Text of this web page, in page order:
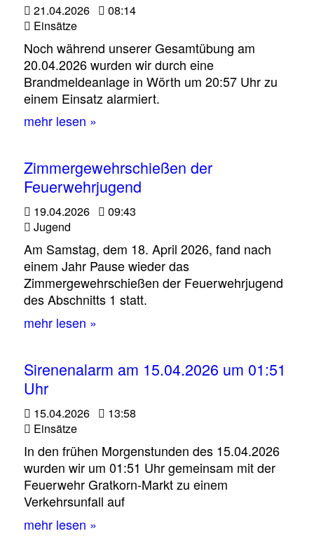
21.04.2026
08:14
Einsätze
Noch während unserer Gesamtübung am
20.04.2026 wurden wir durch eine
Brandmeldeanlage in Wörth um 20:57 Uhr zu
einem Einsatz alarmiert.
mehr lesen »
Zimmergewehrschießen der
Feuerwehrjugend
19.04.2026
09:43
Jugend
Am Samstag, dem 18. April 2026, fand nach
einem Jahr Pause wieder das
Zimmergewehrschießen der Feuerwehrjugend
des Abschnitts 1 statt.
mehr lesen »
Sirenenalarm am 15.04.2026 um 01:51
Uhr
15.04.2026
13:58
Einsätze
In den frühen Morgenstunden des 15.04.2026
wurden wir um 01:51 Uhr gemeinsam mit der
Feuerwehr Gratkorn‑Markt zu einem
Verkehrsunfall auf
mehr lesen »